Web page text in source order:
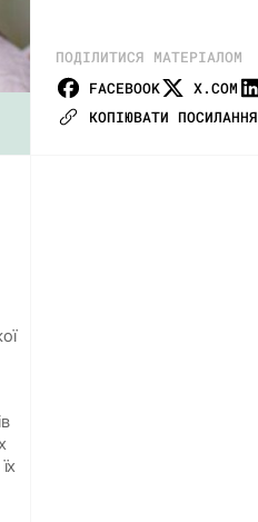
ПОДІЛИТИСЯ МАТЕРІАЛОМ
FACEBOOK
X.COM
КОПІЮВАТИ ПОСИЛАННЯ